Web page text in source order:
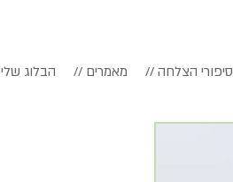
// הבלוג שלי // מאמרים // סיפורי הצלחה